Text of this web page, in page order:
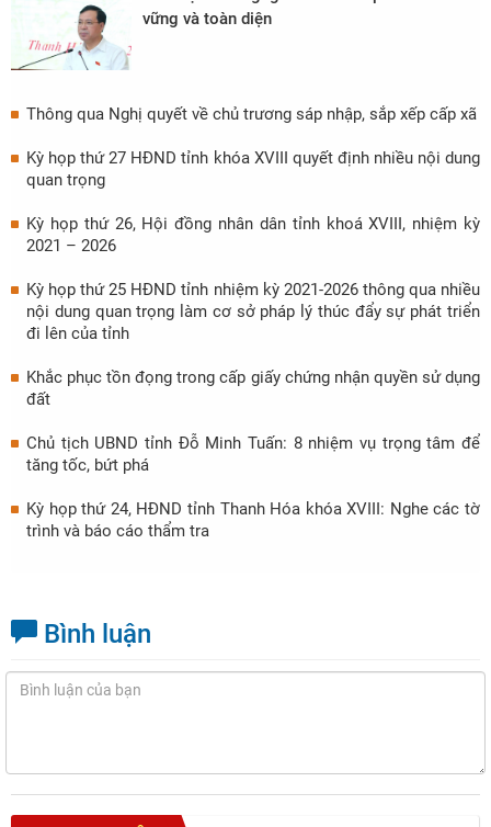
vững và toàn diện
Thông qua Nghị quyết về chủ trương sáp nhập, sắp xếp cấp xã
Kỳ họp thứ 27 HĐND tỉnh khóa XVIII quyết định nhiều nội dung
quan trọng
Kỳ họp thứ 26, Hội đồng nhân dân tỉnh khoá XVIII, nhiệm kỳ
2021 – 2026
Kỳ họp thứ 25 HĐND tỉnh nhiệm kỳ 2021-2026 thông qua nhiều
nội dung quan trọng làm cơ sở pháp lý thúc đẩy sự phát triển
đi lên của tỉnh
Khắc phục tồn đọng trong cấp giấy chứng nhận quyền sử dụng
đất
Chủ tịch UBND tỉnh Đỗ Minh Tuấn: 8 nhiệm vụ trọng tâm để
tăng tốc, bứt phá
Kỳ họp thứ 24, HĐND tỉnh Thanh Hóa khóa XVIII: Nghe các tờ
trình và báo cáo thẩm tra
Bình luận